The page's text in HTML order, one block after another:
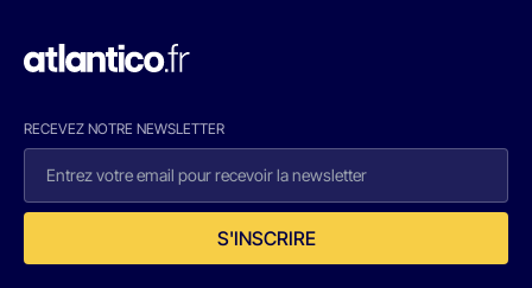
RECEVEZ NOTRE NEWSLETTER
S'INSCRIRE